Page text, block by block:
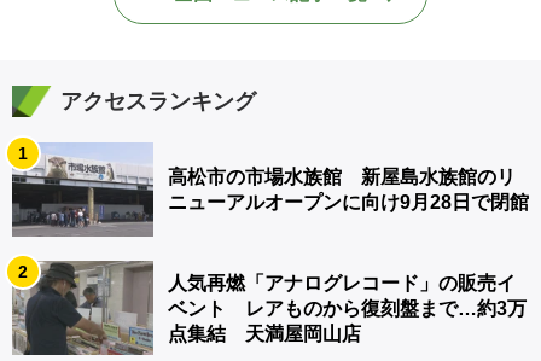
アクセスランキング
1
高松市の市場水族館 新屋島水族館のリ
ニューアルオープンに向け9月28日で閉館
2
人気再燃「アナログレコード」の販売イ
ベント レアものから復刻盤まで…約3万
点集結 天満屋岡山店